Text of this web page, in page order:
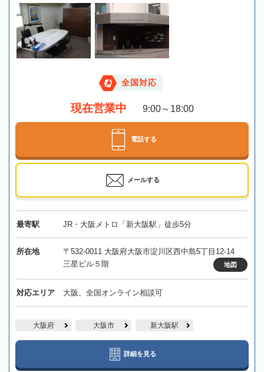
全国対応
現在営業中 9:00～18:00
電話する
メールする
最寄駅 JR・大阪メトロ「新大阪駅」徒歩5分
所在地
〒532-0011 大阪府大阪市淀川区西中島5丁目12-14
三星ビル５階
地図
対応エリア 大阪、全国オンライン相談可
大阪府 大阪市 新大阪駅
詳細を見る